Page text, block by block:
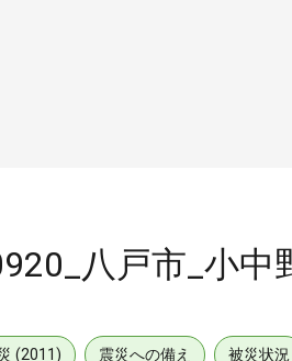
八戸市_小中
(2011) 震災への備え 被災状況